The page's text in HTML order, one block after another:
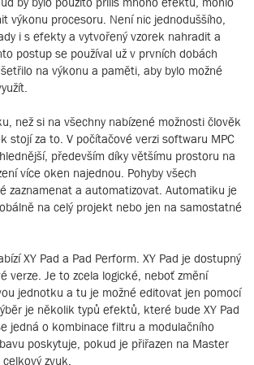
výkonu procesoru. Není nic jednoduššího,
i s efekty a vytvořený vzorek nahradit a
postup se používal už v prvních dobách
na výkonu a paměti, aby bylo možné
než si na všechny nabízené možnosti člověk
stojí za to. V počítačové verzi softwaru MPC
především díky většímu prostoru na
více oken najednou. Pohyby všech
zaznamenat a automatizovat. Automatiku je
na celý projekt nebo jen na samostatné
XY Pad a Pad Perform. XY Pad je dostupný
verze. Je to zcela logické, neboť změní
jednotku a tu je možné editovat jen pomocí
je několik typů efektů, které bude XY Pad
jedná o kombinace filtru a modulačního
poskytuje, pokud je přiřazen na Master
zvuk.